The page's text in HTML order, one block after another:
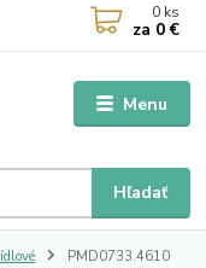
Menu
Hľadať
0 ks
za 0 €
PMD0733.4610